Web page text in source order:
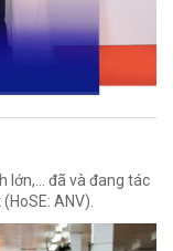
lớn,... đã và đang tác
ANV).